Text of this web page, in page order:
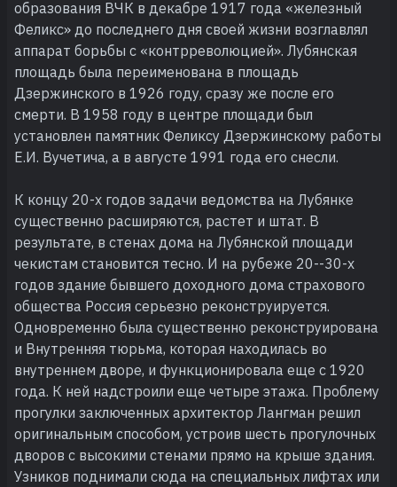
образования ВЧК в декабре 1917 года «железный
Феликс» до последнего дня своей жизни возглавлял
аппарат борьбы с «контрреволюцией». Лубянская
площадь была переименована в площадь
Дзержинского в 1926 году, сразу же после его
смерти. В 1958 году в центре площади был
установлен памятник Феликсу Дзержинскому работы
Е.И. Вучетича, а в августе 1991 года его снесли.
К концу 20-х годов задачи ведомства на Лубянке
существенно расширяются, растет и штат. В
результате, в стенах дома на Лубянской площади
чекистам становится тесно. И на рубеже 20--30-х
годов здание бывшего доходного дома страхового
общества Россия серьезно реконструируется.
Одновременно была существенно реконструирована
и Внутренняя тюрьма, которая находилась во
внутреннем дворе, и функционировала еще с 1920
года. К ней надстроили еще четыре этажа. Проблему
прогулки заключенных архитектор Лангман решил
оригинальным способом, устроив шесть прогулочных
дворов с высокими стенами прямо на крыше здания.
Узников поднимали сюда на специальных лифтах или